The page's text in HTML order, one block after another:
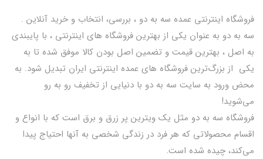
فروشگاه اینترنتی عمده سه به دو ، بررسی، انتخاب و خرید آنلاین .
سه به دو به عنوان یکی از بهترين فروشگاه های اینترنتی ، با پایبندی
به اصل ، بهترين قيمت و تضمین اصل‌ بودن کالا موفق شده تا به
يكي از بزرگ‌ترين فروشگاه هاي عمده اینترنتی ایران تبدیل شود. به
محض ورود به سایت سه به دو با دنیایی از تخفيف رو به رو
می‌شوید!
فروشگاه سه به دو مثل یک ویترین پر زرق و برق است که با انواع و
اقسام محصولاتی که هر فرد در زندگی شخصی به آنها احتیاج پیدا
می‌کند، چیده شده است.